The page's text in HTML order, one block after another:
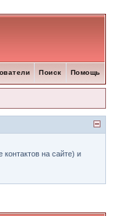
Помощь
Поиск
на сайте) и